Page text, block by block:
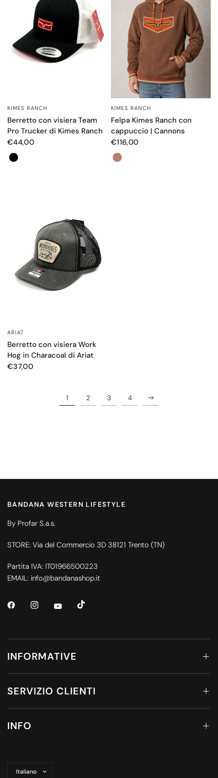
OCCHIATA VELOCE
KIMES RANCH
Berretto con visiera Team
Pro Trucker di Kimes Ranch
€44,00
Color
OCCHIATA VELOCE
KIMES RANCH
Felpa Kimes Ranch con
cappuccio | Cannons
€116,00
Colore
ARIAT
Berretto con visiera Work
Hog in Characoal di Ariat
€37,00
1 2 3 4
BANDANA WESTERN LIFESTYLE
By Profar S.a.s.
STORE: Via del Commercio 3D 38121 Trento (TN)
Partita IVA: IT01966500223
EMAIL: info@bandanashop.it
INFORMATIVE
SERVIZIO CLIENTI
INFO